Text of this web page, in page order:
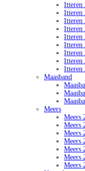
Itteren
Itteren
Itteren
Itteren
Itteren
Itteren
Itteren
Itteren
Itteren
Maasband
Meers
Meers
Meers
Meers
Meers
Meers
Meers
Meers